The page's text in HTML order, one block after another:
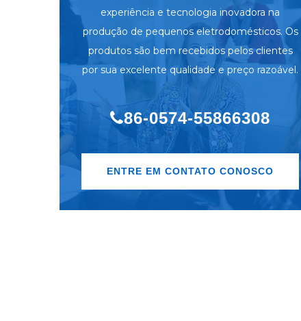
experiência e tecnologia inovadora na
produção de pequenos eletrodomésticos. Os
produtos são bem recebidos pelos clientes
por sua excelente qualidade e preço razoável.
86-0574-55866308
ENTRE EM CONTATO CONOSCO